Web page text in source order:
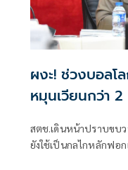
ผงะ! ช่วงบอลโ
หมุนเวียนกว่า
สตช.เดินหน้าปราบขบ
ยังใช้เป็นกลไกหลักฟอ